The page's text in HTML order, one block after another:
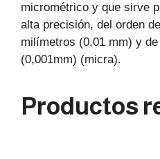
micrométrico y que sirve
alta precisión, del orden
milímetros (0,01 mm) y
(0,001mm) (micra).
Productos